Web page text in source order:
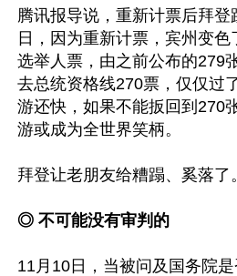
腾讯报导说，重新计票后拜
日，因为重新计票，宾州变
选举人票，由之前公布的279
去总统资格线270票，仅仅过
游还快，如果不能扳回到270
游或成为全世界笑柄。
拜登让老朋友给糟蹋、奚落了。
◎ 不可能没有审判的
11月10日，当被问及国务院